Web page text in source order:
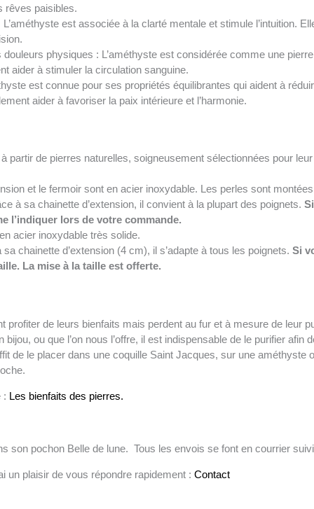
rêves paisibles.
est associée à la clarté mentale et stimule l’intuition.
physiques : L’améthyste est considérée comme une
aider à stimuler la circulation sanguine.
est connue pour ses propriétés équilibrantes qui aident à
aider à favoriser la paix intérieure et l’harmonie.
partir de pierres naturelles, soigneusement sélectionnées pour
et le fermoir sont en acier inoxydable. Les perles sont
à sa chainette d’extension, il convient à la plupart des poignets.
l’indiquer lors de votre commande.
acier inoxydable très solide.
chainette d’extension (4 cm), il s’adapte à tous les poignets. Si
La mise à la taille est offerte.
de leurs bienfaits mais perdent au fur et à mesure de leur
ou que l’on nous l’offre, il est indispensable de le purifier afin
de le placer dans une coquille Saint Jacques, sur une améthyste
: Les bienfaits des pierres.
son pochon Belle de lune. Tous les envois se font en courrier
un plaisir de vous répondre rapidement : Contact